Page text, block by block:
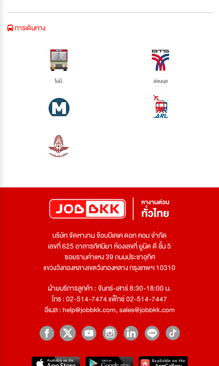
การเดินทาง
ไม่มี อ่อนนุช
บริษัท จัดหางาน จ๊อบบีเคเค ดอท คอม จำกัด
เลขที่ 625 อาคารทัศนียา ห้องเลขที่ ยูนิต ดี ชั้น 5
ซอยรามคำแหง 39 ถนนประชาอุทิศ
แขวงวังทองหลางเขตวังทองหลาง กรุงเทพฯ 10310
ฝ่ายบริการลูกค้า : จันทร์-เสาร์ 8:30-18:00 น.
โทร : 02-514-7474 แฟ็กซ์ 02-514-7447
อีเมล :help@jobbkk.com,sales@jobbkk.com